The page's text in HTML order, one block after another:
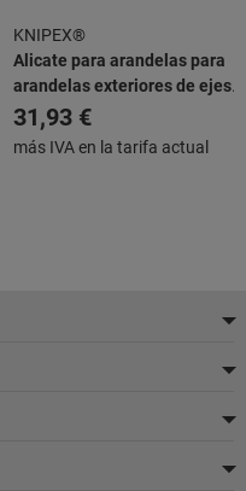
KNIPEX®
Alicate para arandelas para
arandelas exteriores de ejes
recubiertos de plástico negro
atramentado 320 mm
31,93 €
más IVA en la tarifa actual